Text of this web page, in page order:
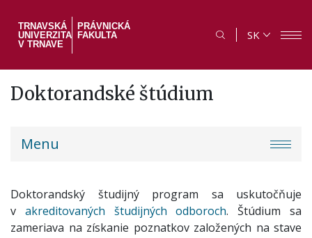
hlavný
TRNAVSKÁ
UNIVERZITA
V TRNAVE
PRÁVNICKÁ
FAKULTA
SK
Doktorandské štúdium
PF
Menu
Doktorandský študijný program sa uskutočňuje
v akreditovaných študijných odboroch. Štúdium sa
zameriava na získanie poznatkov založených na stave